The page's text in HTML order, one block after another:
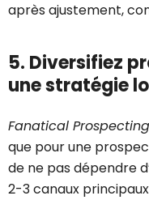
après ajustement,
5. Diversifiez
une stratégie
Fanatical Prospecting
que pour une
de ne pas dépendre
2-3 canaux